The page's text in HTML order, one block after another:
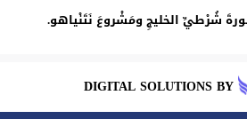
شُرْطيِّ الخليجِ ومَشْروعَ نَتَنْياهو.
DIGITAL SOLUTIONS BY